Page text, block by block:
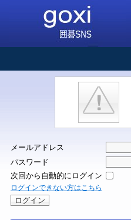
メールアドレス
パスワード
次回から自動的にログイン
ログインできない方はこちら